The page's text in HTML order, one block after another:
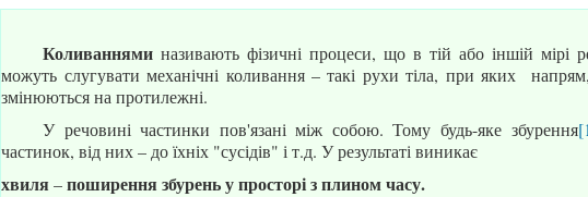
Коливанняминазивають фізичні процеси, що в тій або іншій
можуть слугувати механічні коливання – такі рухи тіла, при яких
змінюються на протилежні.
У речовині частинки пов'язані між собою. Тому будь-яке збурення
частинок, від них – до їхніх "сусідів" і т.д. У результаті виникає
хвиля–поширення збурень у просторі з плином часу.